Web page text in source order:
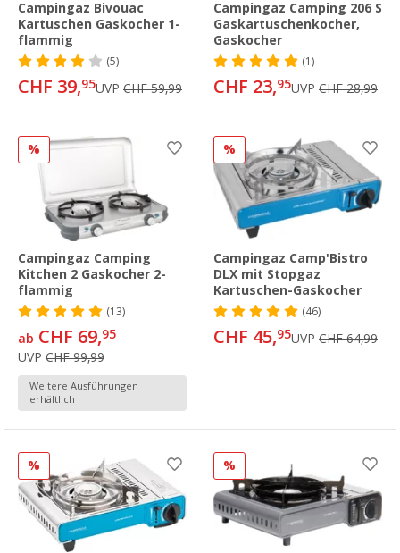
Campingaz Bivouac
Kartuschen Gaskocher 1-
flammig
(5)
CHF 39,95UVP CHF 59,99
Campingaz Camping 206 S
Gaskartuschenkocher,
Gaskocher
(1)
CHF 23,95UVP CHF 28,99
%
Campingaz Camping
Kitchen 2 Gaskocher 2-
flammig
(13)
ab CHF 69,95
UVP CHF 99,99
Weitere Ausführungen
erhältlich
%
Campingaz Camp'Bistro
DLX mit Stopgaz
Kartuschen-Gaskocher
(46)
CHF 45,95UVP CHF 64,99
% %